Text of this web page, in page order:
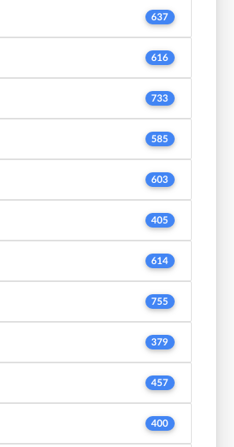
637
616
733
585
603
405
614
755
379
457
400